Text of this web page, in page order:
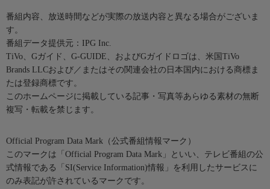
番組内容、放送時間などが実際の放送内容と異なる場合がございま
す。
番組データ提供元：IPG Inc.
TiVo、Gガイド、G-GUIDE、およびGガイドロゴは、米国TiVo
Brands LLCおよび／またはその関連会社の日本国内における商標ま
たは登録商標です。
このホームページに掲載している記事・写真等あらゆる素材の無断
複写・転載を禁じます。
Official Program Data Mark（公式番組情報マーク）
このマークは「Official Program Data Mark」といい、テレビ番組の公
式情報である「SI(Service Information)情報」を利用したサービスに
のみ表記が許されているマークです。